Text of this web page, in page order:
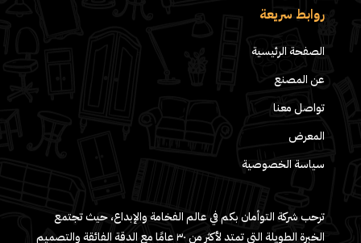
روابط سريعة
الصفحة الرئيسية
عن المصنع
تواصل معنا
المعرض
سياسة الخصوصية
ترحب شركة التوأمان بكم في عالم الفخامة والإبداع، حيث تجتمع
الخبرة الطويلة التي تمتد لأكثر من ٣٠ عامًا مع الدقة الفائقة والتصميم